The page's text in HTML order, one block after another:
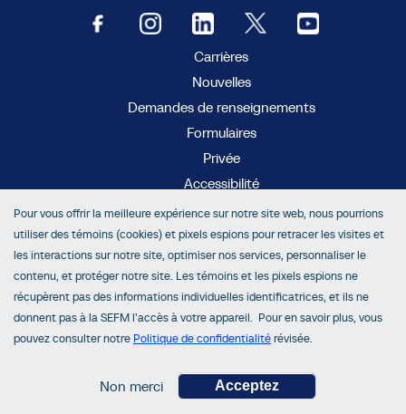
Pour vous offrir la meilleure expérience sur notre site web, nous pourrions
utiliser des témoins (cookies) et pixels espions pour retracer les visites et
les interactions sur notre site, optimiser nos services, personnaliser le
contenu, et protéger notre site. Les témoins et les pixels espions ne
récupèrent pas des informations individuelles identificatrices, et ils ne
donnent pas à la SEFM l’accès à votre appareil. Pour en savoir plus, vous
pouvez consulter notre Politique de confidentialitérévisée.
Non merci Acceptez
Carrières
Nouvelles
Demandes de renseignements
Formulaires
Privée
Accessibilité
AboutMyPropertyMC
Municipal ConnectMC
propertyline MC
© SEFM 2026. Tous Droits Réservés.